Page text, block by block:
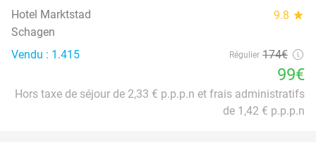
Hotel Marktstad 9.8 star
Schagen
Vendu : 1.415
Régulier 174€
99€
Hors taxe de séjour de 2,33 € p.p.p.n et frais administratifs
de 1,42 € p.p.p.n